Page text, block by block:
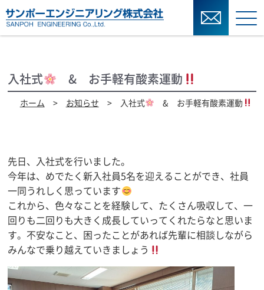
入社式 & お手軽有酸素運動
ホーム > お知らせ > 入社式 & お手軽有酸素運動
先日、入社式を行いました。
今年は、めでたく新入社員5名を迎えることができ、社員
一同うれしく思っています
これから、色々なことを経験して、たくさん吸収して、一
回りも二回りも大きく成長していってくれたらなと思いま
す。不安なこと、困ったことがあれば先輩に相談しながら
みんなで乗り越えていきましょう